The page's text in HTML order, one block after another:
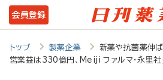
メ
イ
会員登録
トップ 製薬企業
新薬や抗菌薬
営業益は330億円、Meiji ファルマ・永里社